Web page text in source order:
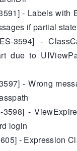
- Labels with
if partial
-
due to
- Wrong
-
login
- Expression